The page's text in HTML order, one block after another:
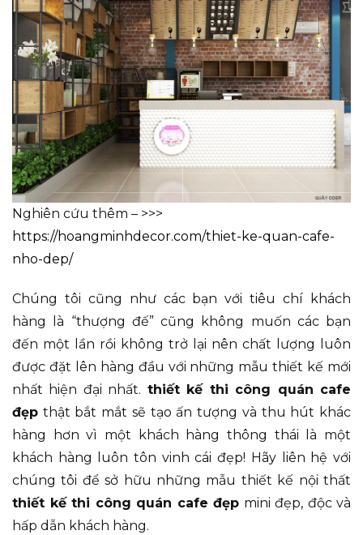
Nghiên cứu thêm – >>>
https://hoangminhdecor.com/thiet-ke-quan-cafe-
nho-dep/
Chúng tôi cũng như các bạn với tiêu chí khách
hàng là “thượng đế” cũng không muốn các bạn
đến một lần rồi không trở lại nên chất lượng luôn
được đặt lên hàng đầu với những mẫu thiết kế mới
nhất hiện đại nhất. thiết kế thi công quán cafe
đẹp thật bắt mắt sẽ tạo ấn tượng và thu hút khác
hàng hơn vì một khách hàng thông thái là một
khách hàng luôn tôn vinh cái đẹp! Hãy liên hệ với
chúng tôi để sở hữu những mẫu thiết kế nội thất
thiết kế thi công quán cafe đẹp mini đẹp, độc và
hấp dẫn khách hàng.